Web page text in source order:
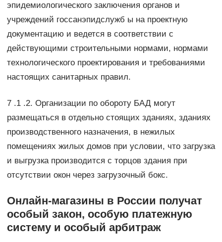
эпидемиологического заключения органов и
учреждений госсанэпидслужб ы на проектную
документацию и ведется в соответствии с
действующими строительными нормами, нормами
технологического проектирования и требованиями
настоящих санитарных правил.
7 .1 .2. Организации по обороту БАД могут
размещаться в отдельно стоящих зданиях, зданиях
производственного назначения, в нежилых
помещениях жилых домов при условии, что загрузка
и выгрузка производится с торцов здания при
отсутствии окон через загрузочный бокс.
Онлайн-магазины в России получат
особый закон, особую платежную
систему и особый арбитраж